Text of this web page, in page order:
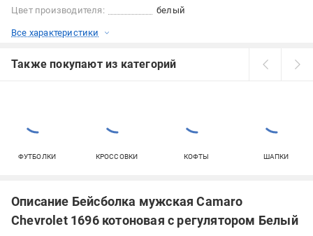
Цвет производителя:
белый
Все характеристики
Также покупают из категорий
ФУТБОЛКИ КРОССОВКИ КОФТЫ ШАПКИ
Описание Бейсболка мужская Camaro
Chevrolet 1696 котоновая с регулятором Белый